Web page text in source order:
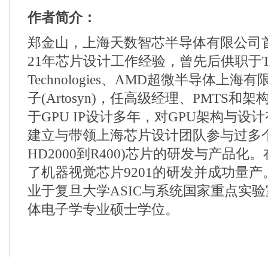
作者简介：
郑金山，上海天数智芯半导体有限公司
21 年芯片设计工作经验，曾先后供职于
Technologies、 AMD超微半导体上海有
子(Artosyn) ，任高级经理、 PMTS和架
于GPU IP设计多年，对GPU架构与设
建立与带领上海芯片设计团队参与过多
HD2000到 R400)芯片的研发与产品化
了机器视觉芯片9201 的研发并成功量产
业于复旦大学ASIC与系统国家重点实
体电子学专业硕士学位。